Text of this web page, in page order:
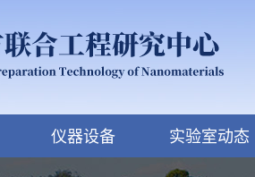
仪器设备 实验室动态